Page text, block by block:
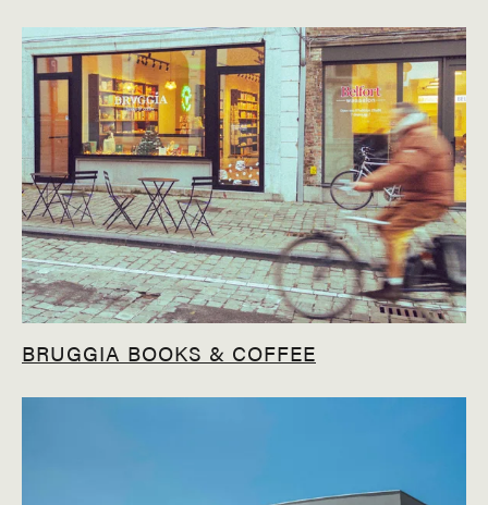
BRUGGIA BOOKS & COFFEE